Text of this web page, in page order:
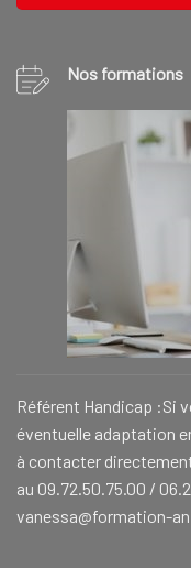
Nos formations
Référent Handicap :Si
éventuelle adaptation
à contacter
au 09.72.50.75.00 /
vanessa@formation-